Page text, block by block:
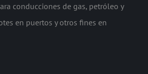
conducciones de gas, petróleo y
en puertos y otros fines en